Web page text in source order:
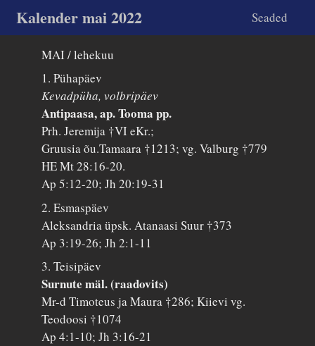
Kalender mai 2022 Seaded
MAI / lehekuu
1. Pühapäev
Kevadpüha, volbripäev
Antipaasa, ap. Tooma pp.
Prh. Jeremija †VI eKr.;
Gruusia õu.Tamaara †1213; vg. Valburg †779
HE Mt 28:16-20.
Ap 5:12-20; Jh 20:19-31
2. Esmaspäev
Aleksandria üpsk. Atanaasi Suur †373
Ap 3:19-26; Jh 2:1-11
3. Teisipäev
Surnute mäl. (raadovits)
Mr-d Timoteus ja Maura †286; Kiievi vg.
Teodoosi †1074
Ap 4:1-10; Jh 3:16-21